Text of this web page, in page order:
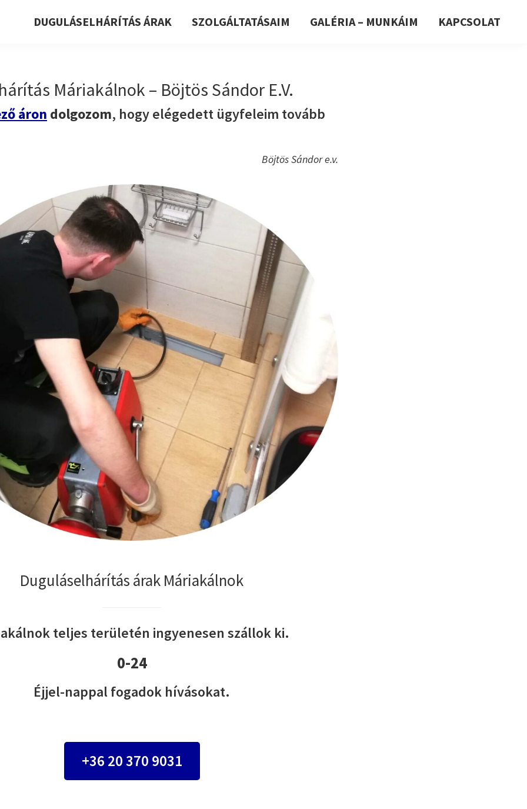
DUGULÁSELHÁRÍTÁS ÁRAK SZOLGÁLTATÁSAIM GALÉRIA – MUNKÁIM KAPCSOLAT
Máriakálnok – Böjtös Sándor E.V.
áron dolgozom, hogy elégedett ügyfeleim tovább
Böjtös Sándor e.v.
Duguláselhárítás árak Máriakálnok
teljes területén ingyenesen szállok ki.
0-24
Éjjel-nappal fogadok hívásokat.
+36 20 370 9031